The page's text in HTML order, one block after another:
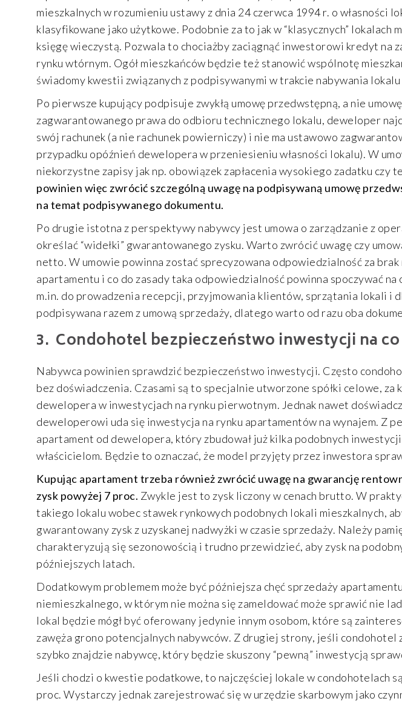
mieszkalnych w rozumieniu ustawy z dnia 24 czerwca 1994 r. o własności
klasyfikowane jako użytkowe. Podobnie za to jak w “klasycznych” lokalach
księgę wieczystą. Pozwala to chociażby zaciągnąć inwestorowi kredyt na
rynku wtórnym. Ogół mieszkańców będzie też stanowić wspólnotę
świadomy kwestii związanych z podpisywanymi w trakcie nabywania lokalu
Po pierwsze kupujący podpisuje zwykłą umowę przedwstępną, a nie
zagwarantowanego prawa do odbioru technicznego lokalu, deweloper
swój rachunek (a nie rachunek powierniczy) i nie ma ustawowo
przypadku opóźnień dewelopera w przeniesieniu własności lokalu). W
niekorzystne zapisy jak np. obowiązek zapłacenia wysokiego zadatku czy
powinien więc zwrócić szczególną uwagę na podpisywaną umowę
na temat podpisywanego dokumentu.
Po drugie istotna z perspektywy nabywcy jest umowa o zarządzanie z
określać “widełki” gwarantowanego zysku. Warto zwrócić uwagę czy
netto. W umowie powinna zostać sprecyzowana odpowiedzialność za brak
apartamentu i co do zasady taka odpowiedzialność powinna spoczywać
m.in. do prowadzenia recepcji, przyjmowania klientów, sprzątania lokali i
podpisywana razem z umową sprzedaży, dlatego warto od razu oba
Condohotel bezpieczeństwo inwestycji na
Nabywca powinien sprawdzić bezpieczeństwo inwestycji. Często
bez doświadczenia. Czasami są to specjalnie utworzone spółki celowe,
dewelopera w inwestycjach na rynku pierwotnym. Jednak nawet
deweloperowi uda się inwestycja na rynku apartamentów na wynajem. Z
apartament od dewelopera, który zbudował już kilka podobnych
właścicielom. Będzie to oznaczać, że model przyjęty przez inwestora
Kupując apartament trzeba również zwrócić uwagę na gwarancję
zysk powyżej 7 proc. Zwykle jest to zysk liczony w cenach brutto. W
takiego lokalu wobec stawek rynkowych podobnych lokali mieszkalnych,
gwarantowany zysk z uzyskanej nadwyżki w czasie sprzedaży. Należy
charakteryzują się sezonowością i trudno przewidzieć, aby zysk na
późniejszych latach.
Dodatkowym problemem może być późniejsza chęć sprzedaży
niemieszkalnego, w którym nie można się zameldować może sprawić nie
lokal będzie mógł być oferowany jedynie innym osobom, które są
zawęża grono potencjalnych nabywców. Z drugiej strony, jeśli
szybko znajdzie nabywcę, który będzie skuszony “pewną” inwestycją
Jeśli chodzi o kwestie podatkowe, to najczęściej lokale w condohotelach
proc. Wystarczy jednak zarejestrować się w urzędzie skarbowym jako